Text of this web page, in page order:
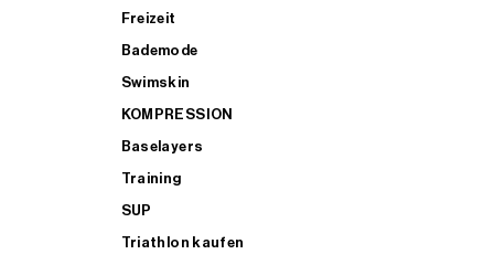
Freizeit
Bademode
Swimskin
KOMPRESSION
Baselayers
Training
SUP
Triathlon kaufen